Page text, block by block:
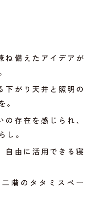
ね備えたアイデアが
がり天井と照明の
。
存在を感じられ、
し。
由に活用できる寝
階のタタミスペー